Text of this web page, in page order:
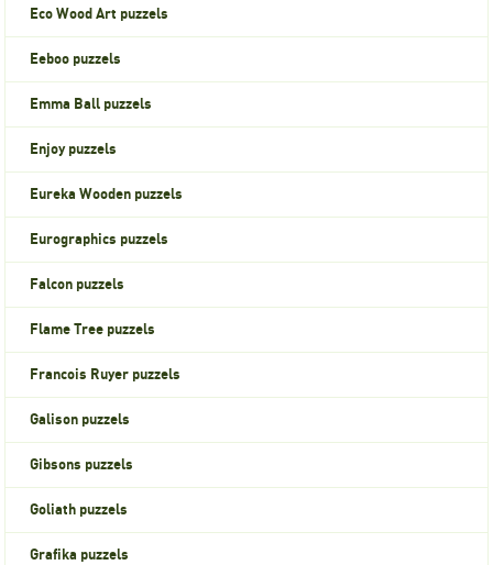
Eco Wood Art puzzels
Eeboo puzzels
Emma Ball puzzels
Enjoy puzzels
Eureka Wooden puzzels
Eurographics puzzels
Falcon puzzels
Flame Tree puzzels
Francois Ruyer puzzels
Galison puzzels
Gibsons puzzels
Goliath puzzels
Grafika puzzels